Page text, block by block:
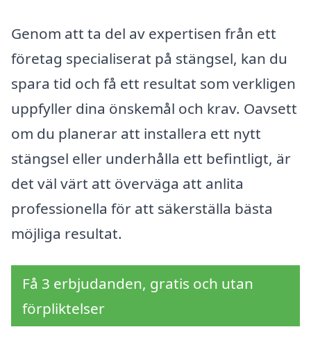
Genom att ta del av expertisen från ett
företag specialiserat på stängsel, kan du
spara tid och få ett resultat som verkligen
uppfyller dina önskemål och krav. Oavsett
om du planerar att installera ett nytt
stängsel eller underhålla ett befintligt, är
det väl värt att överväga att anlita
professionella för att säkerställa bästa
möjliga resultat.
Få 3 erbjudanden, gratis och utan
förpliktelser